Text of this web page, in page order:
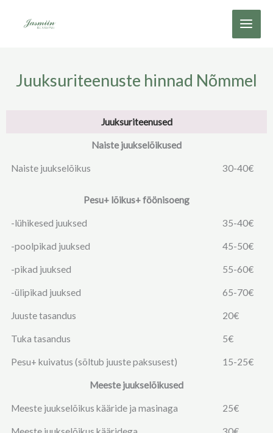
Juuksuriteenuste hinnad Nõmmel
Juuksuriteenused
Naiste juukselõikused
Naiste juukselõikus 30-40€
Pesu+ lõikus+ föönisoeng
-lühikesed juuksed 35-40€
-poolpikad juuksed 45-50€
-pikad juuksed 55-60€
-ülipikad juuksed 65-70€
Juuste tasandus 20€
Tuka tasandus 5€
Pesu+ kuivatus (sõltub juuste paksusest) 15-25€
Meeste juukselõikused
Meeste juukselõikus kääride ja masinaga 25€